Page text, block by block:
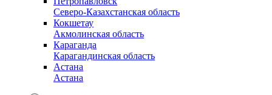
Северо-Казахстанская область
Кокшетау
Акмолинская область
Караганда
Карагандинская область
Астана
Астана